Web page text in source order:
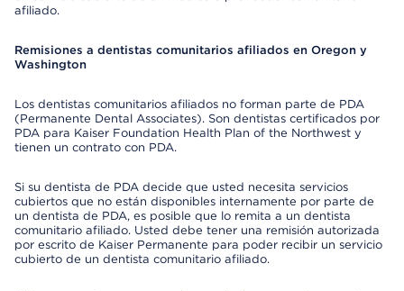
afiliado.
Remisiones a dentistas comunitarios afiliados en Oregon y
Washington
Los dentistas comunitarios afiliados no forman parte de PDA
(Permanente Dental Associates). Son dentistas certificados por
PDA para Kaiser Foundation Health Plan of the Northwest y
tienen un contrato con PDA.
Si su dentista de PDA decide que usted necesita servicios
cubiertos que no están disponibles internamente por parte de
un dentista de PDA, es posible que lo remita a un dentista
comunitario afiliado. Usted debe tener una remisión autorizada
por escrito de Kaiser Permanente para poder recibir un servicio
cubierto de un dentista comunitario afiliado.